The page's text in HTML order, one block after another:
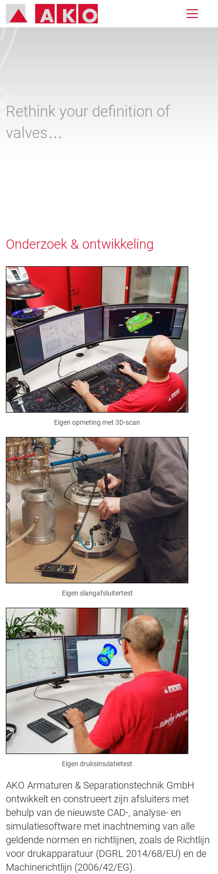
Rethink your definition of
valves…
Onderzoek & ontwikkeling
Eigen opmeting met 3D-scan
Eigen slangafsluitertest
Eigen druksimulatietest
AKO Armaturen & Separationstechnik GmbH
ontwikkelt en construeert zijn afsluiters met
behulp van de nieuwste CAD-, analyse- en
simulatiesoftware met inachtneming van alle
geldende normen en richtlijnen, zoals de Richtlijn
voor drukapparatuur (DGRL 2014/68/EU) en de
Machinerichtlijn (2006/42/EG).